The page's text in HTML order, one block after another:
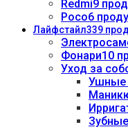
Redmi9
Poco6
Лайфстайл339
Фонари10
Уход за
Ушные